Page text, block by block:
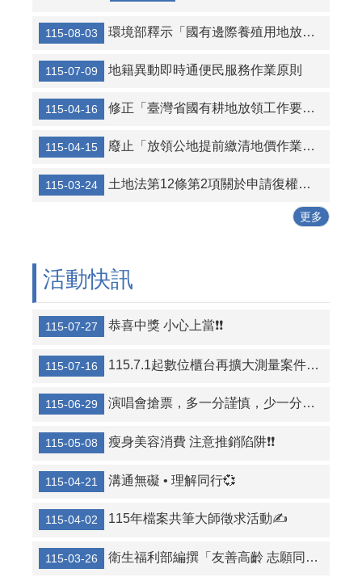
115-08-03 環境部釋示「國有邊際養殖用地放領實施辦法」第3條第4款影響環境保護之認定原則
115-07-09 地籍異動即時通便民服務作業原則
115-04-16 修正「臺灣省國有耕地放領工作要點」，名稱並修正為「國有耕地放領工作要點」
115-04-15 廢止「放領公地提前繳清地價作業須知」
115-03-24 土地法第12條第2項關於申請復權登記無民法第125條消滅時效適用之解釋令
更多
活動快訊
115-07-27 恭喜中獎 小心上當❗❗
115-07-16 115.7.1起數位櫃台再擴大測量案件全程網路申請案件之項目
115-06-29 演唱會搶票，多一分謹慎，少一分損失​​​​​​​​​​​​​​❗
115-05-08 瘦身美容消費 注意推銷陷阱❗❗
115-04-21 溝通無礙 • 理解同行💞
115-04-02 115年檔案共筆大師徵求活動✍️
115-03-26 衛生福利部編撰「友善高齡 志願同行」高齡志工服務手冊